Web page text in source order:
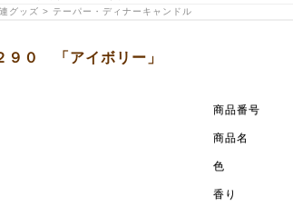
グッズ > テーパー・ディナーキャンドル
９０ 「アイボリー」
商品番号
商品名
色
香り